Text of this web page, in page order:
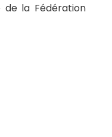
de la Fédération